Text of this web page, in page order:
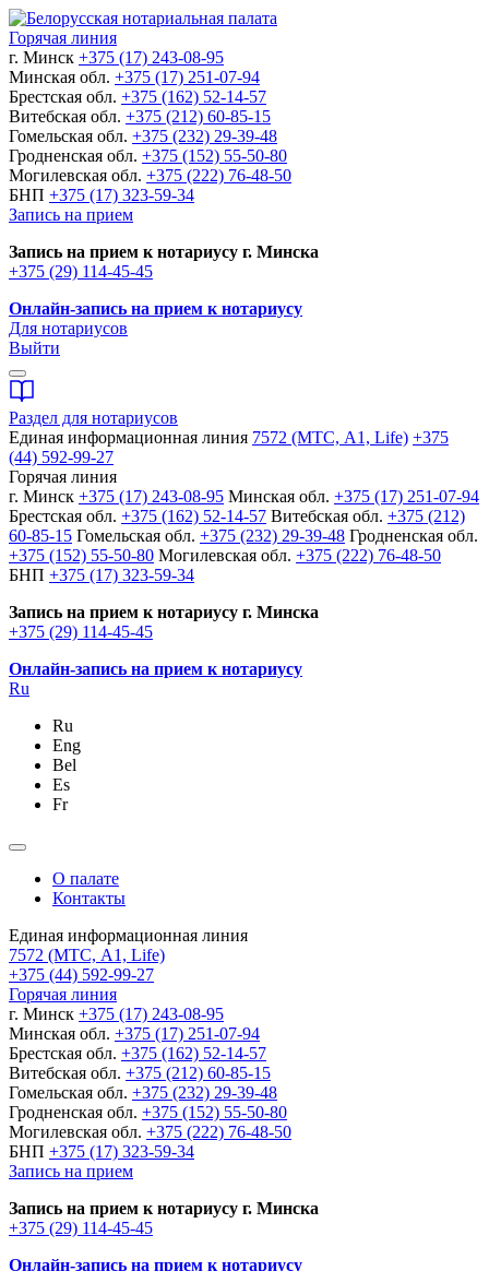
Горячая линия
г. Минск +375 (17) 243-08-95
Минская обл. +375 (17) 251-07-94
Брестская обл. +375 (162) 52-14-57
Витебская обл. +375 (212) 60-85-15
Гомельская обл. +375 (232) 29-39-48
Гродненская обл. +375 (152) 55-50-80
Могилевская обл. +375 (222) 76-48-50
БНП +375 (17) 323-59-34
Запись на прием
Запись на прием к нотариусу г. Минска
+375 (29) 114-45-45
Онлайн-запись на прием к нотариусу
Для нотариусов
Выйти
Раздел для нотариусов
Единая информационная линия 7572 (МТС, A1, Life) +375
(44) 592-99-27
Горячая линия
г. Минск +375 (17) 243-08-95 Минская обл. +375 (17) 251-07-94
Брестская обл. +375 (162) 52-14-57 Витебская обл. +375 (212)
60-85-15 Гомельская обл. +375 (232) 29-39-48 Гродненская обл.
+375 (152) 55-50-80 Могилевская обл. +375 (222) 76-48-50
БНП +375 (17) 323-59-34
Запись на прием к нотариусу г. Минска
+375 (29) 114-45-45
Онлайн-запись на прием к нотариусу
Ru
Ru
Eng
Bel
Es
Fr
О палате
Контакты
Единая информационная линия
7572 (МТС, A1, Life)
+375 (44) 592-99-27
Горячая линия
г. Минск +375 (17) 243-08-95
Минская обл. +375 (17) 251-07-94
Брестская обл. +375 (162) 52-14-57
Витебская обл. +375 (212) 60-85-15
Гомельская обл. +375 (232) 29-39-48
Гродненская обл. +375 (152) 55-50-80
Могилевская обл. +375 (222) 76-48-50
БНП +375 (17) 323-59-34
Запись на прием
Запись на прием к нотариусу г. Минска
+375 (29) 114-45-45
Онлайн-запись на прием к нотариусу